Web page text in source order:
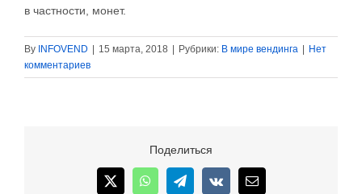
в частности, монет.
By INFOVEND 15 марта, 2018 Рубрики: В мире вендинга
Нет
комментариев
Поделиться
X WhatsAppTelegram
Vk Email